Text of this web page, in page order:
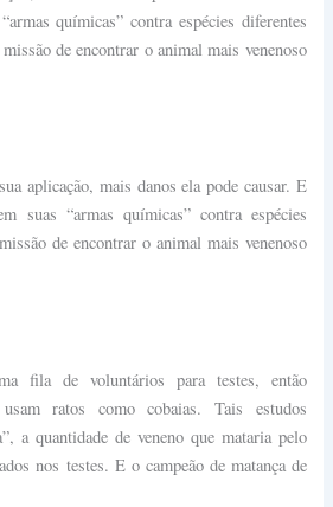
químicas” contra espécies diferentes
de encontrar o animal mais venenoso
aplicação, mais danos ela pode causar. E
suas “armas químicas” contra espécies
de encontrar o animal mais venenoso
fila de voluntários para testes, então
ratos como cobaias. Tais estudos
a quantidade de veneno que mataria pelo
nos testes. E o campeão de matança de